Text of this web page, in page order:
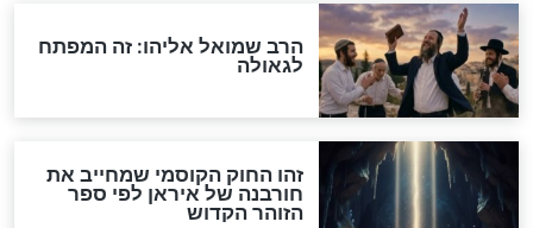
האם אפשר לחשב את הקץ?